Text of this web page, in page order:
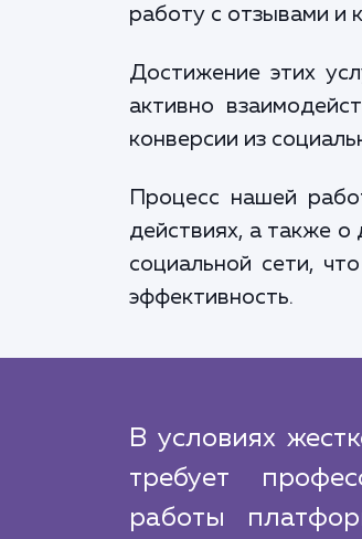
работу с отзывами и
Достижение этих
активно
конверсии из
Процесс нашей
действиях, а также о
социальной сети,
эффективность.
В условиях
требует
работы